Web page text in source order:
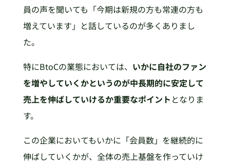
員の声を聞いても「今期は新規の方も常連の方も
増えています」と話しているのが多くありまし
た。
特にBtoCの業態においては、 いかに自社のファン
を増やしていくかというのが中長期的に安定して
売上を伸ばしていけるか重要なポイント となりま
す。
この企業においてもいかに「会員数」を継続的に
伸ばしていくかが、全体の売上基盤を作っていけ